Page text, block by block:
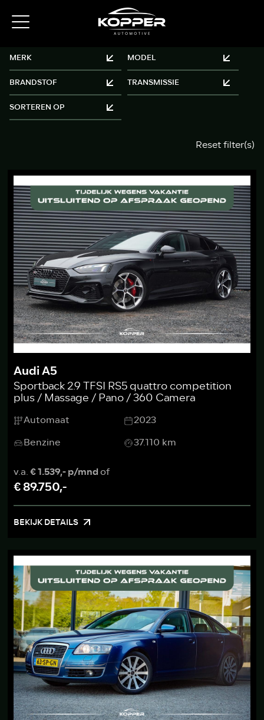
Reset filter(s)
Audi A5
Sportback 2.9 TFSI RS5 quattro competition
plus / Massage / Pano / 360 Camera
Automaat
2023
Benzine
37.110 km
v.a.€ 1.539,- p/mndof
€ 89.750,-
BEKIJK DETAILS